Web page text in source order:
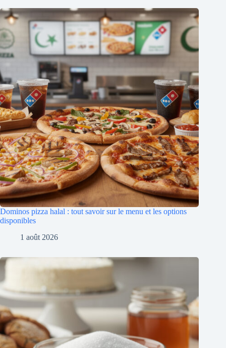
Dominos pizza halal : tout savoir sur le menu et les options
disponibles
1 août 2026